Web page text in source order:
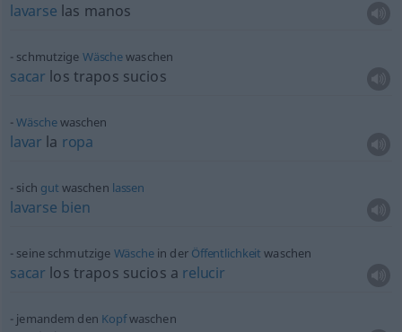
lavarse las manos
schmutzige Wäschewaschen
sacar los trapos sucios
Wäschewaschen
lavar la ropa
sich gut waschen lassen
lavarse bien
seine schmutzige Wäschein der Öffentlichkeit waschen
sacar los trapos sucios a relucir
jemandem den Kopfwaschen